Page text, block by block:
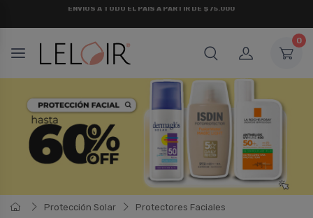
0
Protección Solar Protectores Faciales